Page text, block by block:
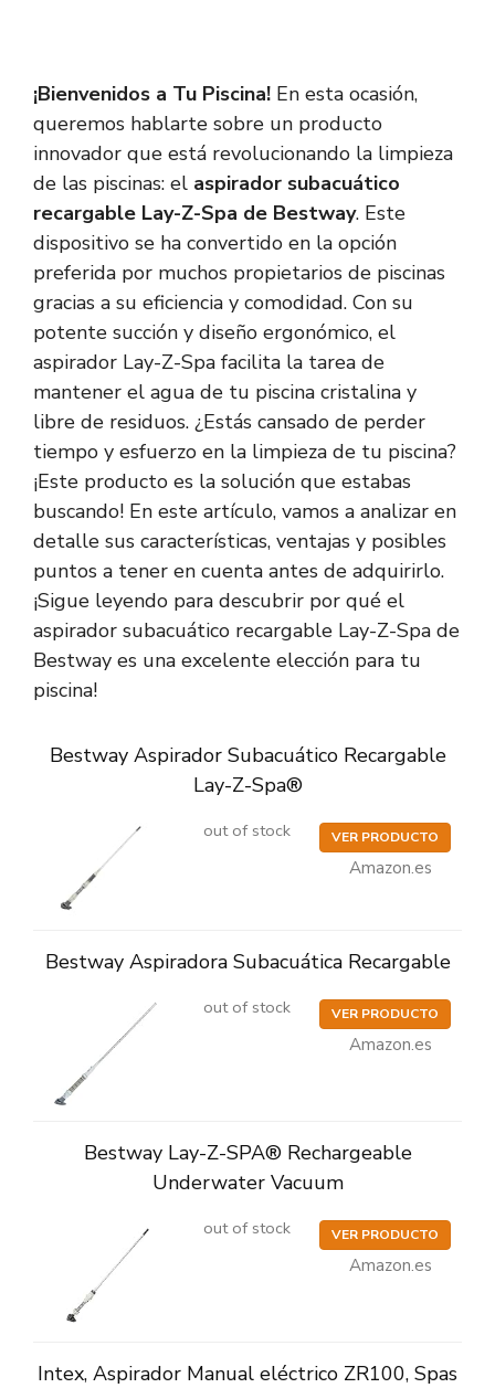
¡Bienvenidos a Tu Piscina! En esta ocasión,
queremos hablarte sobre un producto
innovador que está revolucionando la limpieza
de las piscinas: el aspirador subacuático
recargable Lay-Z-Spa de Bestway. Este
dispositivo se ha convertido en la opción
preferida por muchos propietarios de piscinas
gracias a su eficiencia y comodidad. Con su
potente succión y diseño ergonómico, el
aspirador Lay-Z-Spa facilita la tarea de
mantener el agua de tu piscina cristalina y
libre de residuos. ¿Estás cansado de perder
tiempo y esfuerzo en la limpieza de tu piscina?
¡Este producto es la solución que estabas
buscando! En este artículo, vamos a analizar en
detalle sus características, ventajas y posibles
puntos a tener en cuenta antes de adquirirlo.
¡Sigue leyendo para descubrir por qué el
aspirador subacuático recargable Lay-Z-Spa de
Bestway es una excelente elección para tu
piscina!
Bestway Aspirador Subacuático Recargable
Lay-Z-Spa®
out of stock VER PRODUCTO
Amazon.es
Bestway Aspiradora Subacuática Recargable
out of stock VER PRODUCTO
Amazon.es
Bestway Lay-Z-SPA® Rechargeable
Underwater Vacuum
out of stock VER PRODUCTO
Amazon.es
Intex, Aspirador Manual eléctrico ZR100, Spas